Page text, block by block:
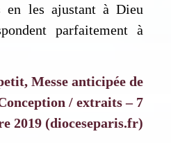
en les ajustant à Dieu
parfaitement à
Messe anticipée de
/ extraits – 7
2019 (dioceseparis.fr)
nos dernières actualités,
votre adresse mail.